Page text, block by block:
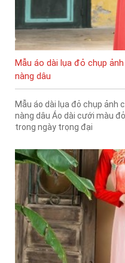
Mẫu áo dài lụa đỏ chụp
nàng dâu
Mẫu áo dài lụa đỏ chụp ảnh
nàng dâu Áo dài cưới màu
trong ngày trọng đại